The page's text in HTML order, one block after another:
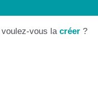
vous la créer ?